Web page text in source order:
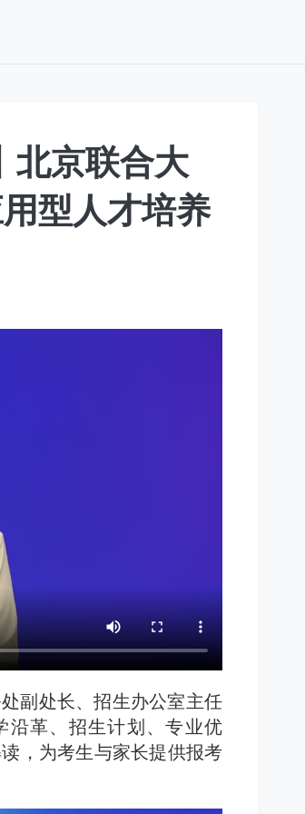
北京联合大
型人才培养
副处长、招生办公室主任
革、招生计划、专业优
，为考生与家长提供报考